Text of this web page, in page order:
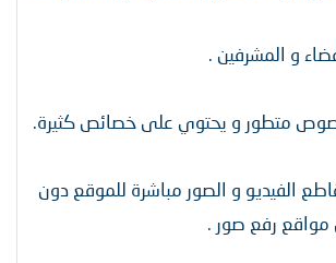
الفيديو و الصور مباشرة للموقع دون
مواقع رفع صور .